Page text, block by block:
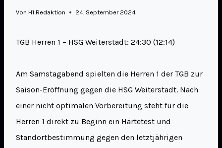
Von H1 Redaktion 24. September 2024
TGB Herren 1 – HSG Weiterstadt: 24:30 (12:14)
Am Samstagabend spielten die Herren 1 der TGB zur
Saison-Eröffnung gegen die HSG Weiterstadt. Nach
einer nicht optimalen Vorbereitung steht für die
Herren 1 direkt zu Beginn ein Härtetest und
Standortbestimmung gegen den letztjährigen